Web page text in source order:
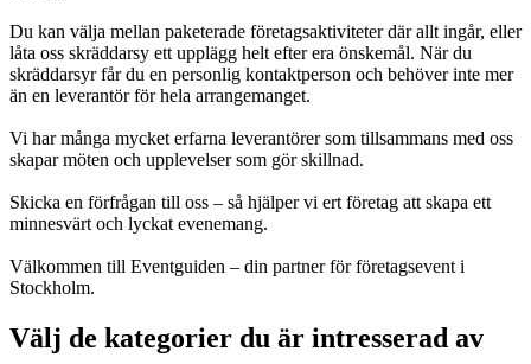
Du kan välja mellan paketerade företagsaktiviteter där allt ingår, eller
låta oss skräddarsy ett upplägg helt efter era önskemål. När du
skräddarsyr får du en personlig kontaktperson och behöver inte mer
än en leverantör för hela arrangemanget.
Vi har många mycket erfarna leverantörer som tillsammans med oss
skapar möten och upplevelser som gör skillnad.
Skicka en förfrågan till oss – så hjälper vi ert företag att skapa ett
minnesvärt och lyckat evenemang.
Välkommen till Eventguiden – din partner för företagsevent i
Stockholm.
Välj de kategorier du är intresserad av